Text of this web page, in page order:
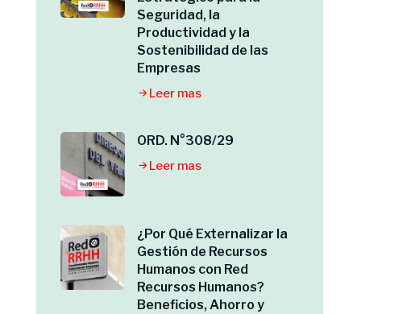
Seguridad, la
Productividad y la
Sostenibilidad de las
Empresas
Leer mas
ORD. N°308/29
Leer mas
¿Por Qué Externalizar la
Gestión de Recursos
Humanos con Red
Recursos Humanos?
Beneficios, Ahorro y